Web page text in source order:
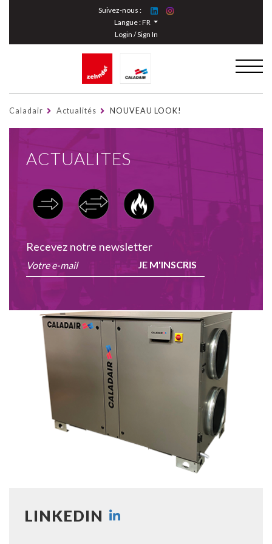
Suivez-nous :
Langue :FR
Login / Sign In
Caladair Actualités NOUVEAU LOOK!
ACTUALITES
Recevez notre newsletter
JE M'INSCRIS
LINKEDIN
Cookies management panel